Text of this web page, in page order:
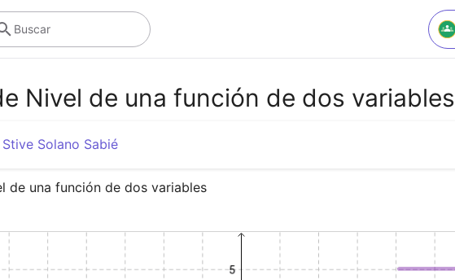
Buscar
Nivel de una función de dos variables
Solano Sabié
de una función de dos variables